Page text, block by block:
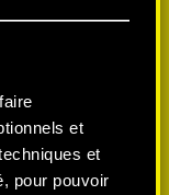
et
et
pour pouvoir